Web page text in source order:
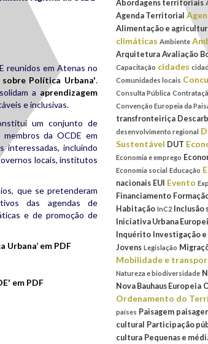
reunidos em Atenas no
Política Urbana'.
a aprendizagem
e inclusivas.
um conjunto de
da OCDE em
interessadas, incluindo
locais, institutos
que se pretenderam
das agendas de
e de promoção de
em PDF
em PDF
Abordagens territoriais
Agenda Territorial
Alimentação e
climáticas Ambiente
Arquitetura Avaliação
Capacitação cidades
Comunidades locais
Consulta Pública
Convenção Europeia da
transfronteiriça
desenvolvimento regional
Sustentável DUT
Economia e emprego
Economia social Educação
nacionais EUI Evento
Financiamento
Habitação InC2 Inclusão
Iniciativa Urbana
Inquérito Investigação
Jovens Legislação
Mobilidade e
Natureza e biodiversidade
Nova Bauhaus Europeia
Ordenamento do
países Paisagem
cultural Participação
cultura Pequenas e